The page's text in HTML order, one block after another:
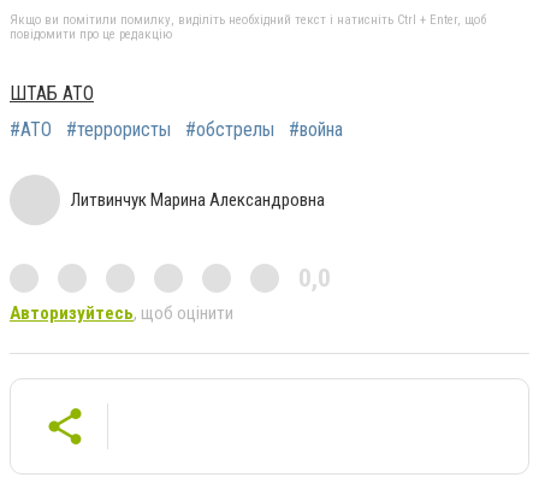
Якщо ви помітили помилку, виділіть необхідний текст і натисніть Ctrl + Enter, щоб
повідомити про це редакцію
ШТАБ АТО
#АТО
#террористы #обстрелы #война
Литвинчук Марина Александровна
0,0
Авторизуйтесь, щоб оцінити